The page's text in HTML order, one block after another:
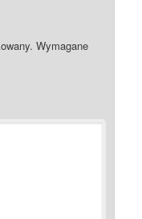
Wymagane